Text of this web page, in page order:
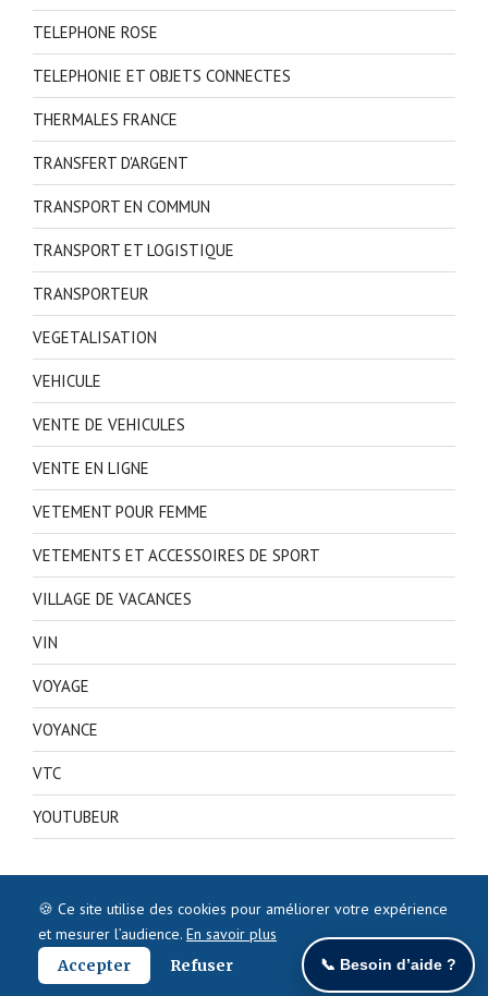
TELEPHONE ROSE
TELEPHONIE ET OBJETS CONNECTES
THERMALES FRANCE
TRANSFERT D'ARGENT
TRANSPORT EN COMMUN
TRANSPORT ET LOGISTIQUE
TRANSPORTEUR
VEGETALISATION
VEHICULE
VENTE DE VEHICULES
VENTE EN LIGNE
VETEMENT POUR FEMME
VETEMENTS ET ACCESSOIRES DE SPORT
VILLAGE DE VACANCES
VIN
VOYAGE
VOYANCE
VTC
YOUTUBEUR
🍪 Ce site utilise des cookies pour améliorer votre expérience
et mesurer l’audience. En savoir plus
Accepter
Refuser 📞 Besoin d’aide ?